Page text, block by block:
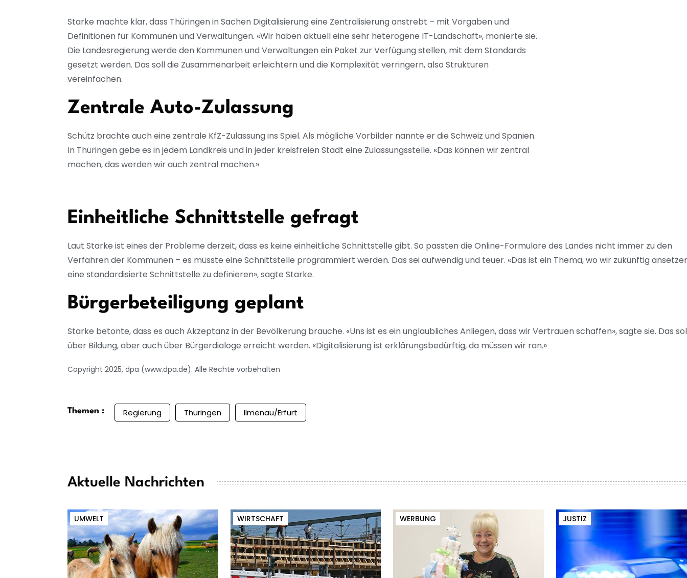
Starke machte klar, dass Thüringen in Sachen Digitalisierung eine Zentralisierung anstrebt – mit Vorgaben und
Definitionen für Kommunen und Verwaltungen. «Wir haben aktuell eine sehr heterogene IT-Landschaft», monierte sie.
Die Landesregierung werde den Kommunen und Verwaltungen ein Paket zur Verfügung stellen, mit dem Standards
gesetzt werden. Das soll die Zusammenarbeit erleichtern und die Komplexität verringern, also Strukturen
vereinfachen.
Zentrale Auto-Zulassung
Schütz brachte auch eine zentrale KfZ-Zulassung ins Spiel. Als mögliche Vorbilder nannte er die Schweiz und Spanien.
In Thüringen gebe es in jedem Landkreis und in jeder kreisfreien Stadt eine Zulassungsstelle. «Das können wir zentral
machen, das werden wir auch zentral machen.»
Einheitliche Schnittstelle gefragt
Laut Starke ist eines der Probleme derzeit, dass es keine einheitliche Schnittstelle gibt. So passten die Online-Formulare des Landes nicht immer zu den
Verfahren der Kommunen – es müsste eine Schnittstelle programmiert werden. Das sei aufwendig und teuer. «Das ist ein Thema, wo wir zukünftig
eine standardisierte Schnittstelle zu definieren», sagte Starke.
Bürgerbeteiligung geplant
Starke betonte, dass es auch Akzeptanz in der Bevölkerung brauche. «Uns ist es ein unglaubliches Anliegen, dass wir Vertrauen schaffen», sagte sie. Das
über Bildung, aber auch über Bürgerdialoge erreicht werden. «Digitalisierung ist erklärungsbedürftig, da müssen wir ran.»
Copyright 2025, dpa (www.dpa.de). Alle Rechte vorbehalten
Themen : Regierung Thüringen Ilmenau/Erfurt
Aktuelle Nachrichten
UMWELT WIRTSCHAFT WERBUNG JUSTIZ